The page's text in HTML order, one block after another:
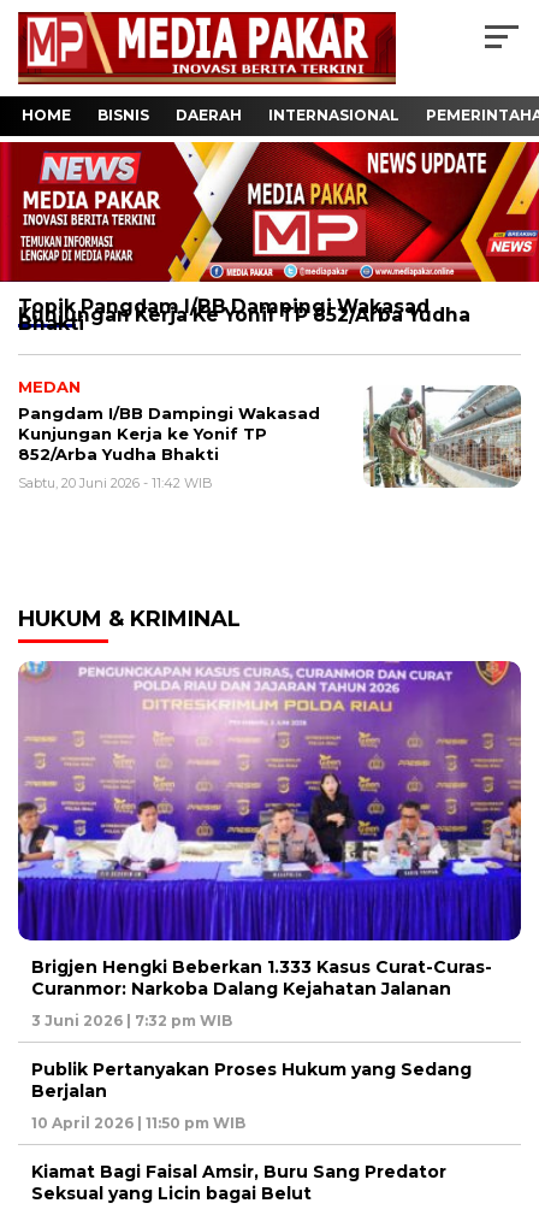
HOME BISNIS DAERAH INTERNASIONAL
Topik Pangdam I/BB Dampingi Wakasad
Kunjungan Kerja Ke Yonif TP 852/Arba Yudha
Bhakti
MEDAN
Pangdam I/BB Dampingi Wakasad
Kunjungan Kerja ke Yonif TP
852/Arba Yudha Bhakti
Sabtu, 20 Juni 2026 - 11:42 WIB
HUKUM & KRIMINAL
Brigjen Hengki Beberkan 1.333 Kasus Curat-Curas-
Curanmor: Narkoba Dalang Kejahatan Jalanan
3 Juni 2026 | 7:32 pm WIB
Publik Pertanyakan Proses Hukum yang Sedang
Berjalan
10 April 2026 | 11:50 pm WIB
Kiamat Bagi Faisal Amsir, Buru Sang Predator
Seksual yang Licin bagai Belut